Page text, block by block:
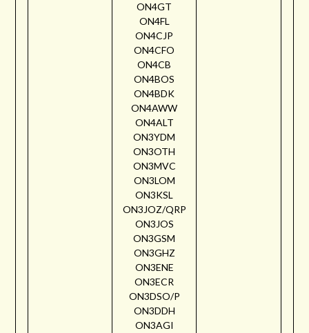
ON4GT
ON4FL
ON4CJP
ON4CFO
ON4CB
ON4BOS
ON4BDK
ON4AWW
ON4ALT
ON3YDM
ON3OTH
ON3MVC
ON3LOM
ON3KSL
ON3JOZ/QRP
ON3JOS
ON3GSM
ON3GHZ
ON3ENE
ON3ECR
ON3DSO/P
ON3DDH
ON3AGI